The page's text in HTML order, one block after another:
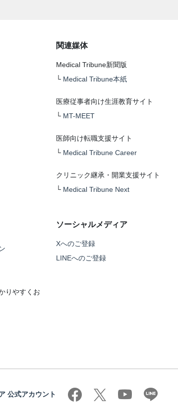
りやすくお
関連媒体
Medical Tribune新聞版
└ Medical Tribune本紙
医療従事者向け生涯教育サイト
└ MT-MEET
医師向け転職支援サイト
└ Medical Tribune Career
クリニック継承・開業支援サイト
└ Medical Tribune Next
ソーシャルメディア
Xへのご登録
LINEへのご登録
公式アカウント